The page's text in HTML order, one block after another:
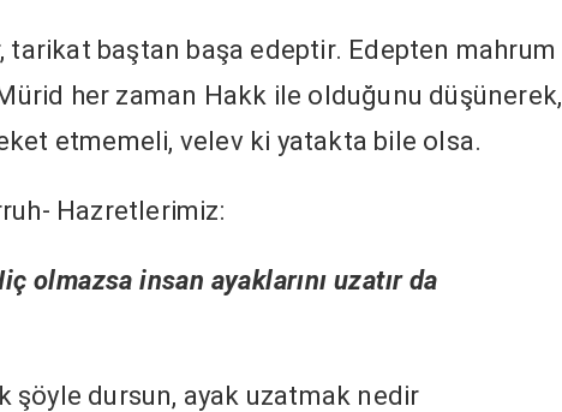
baştan başa edeptir. Edepten mahrum
her zaman Hakk ile olduğunu düşünerek,
etmemeli, velev ki yatakta bile olsa.
Hazretlerimiz:
olmazsa insan ayaklarını uzatır da
şöyle dursun, ayak uzatmak nedir